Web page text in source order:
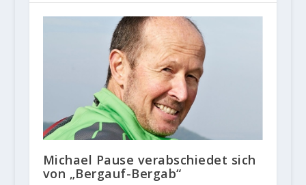
Michael Pause verabschiedet sich
von „Bergauf-Bergab“